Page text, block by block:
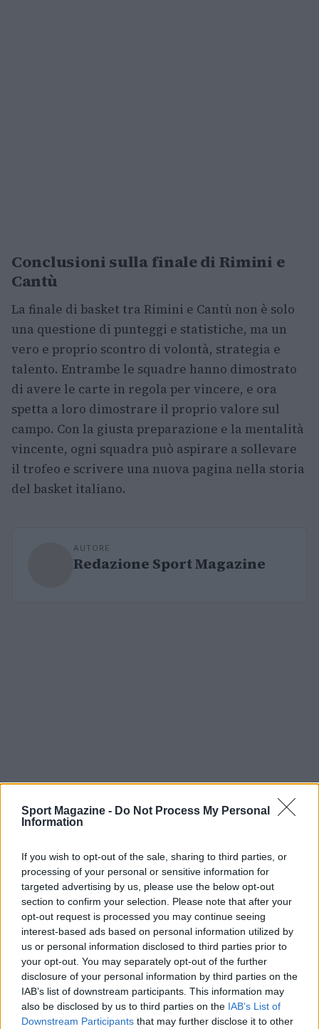
Sport Magazine - Do Not Process My Personal
Information
If you wish to opt-out of the sale, sharing to third parties, or
processing of your personal or sensitive information for
targeted advertising by us, please use the below opt-out
section to confirm your selection. Please note that after your
opt-out request is processed you may continue seeing
interest-based ads based on personal information utilized by
us or personal information disclosed to third parties prior to
your opt-out. You may separately opt-out of the further
disclosure of your personal information by third parties on the
IAB’s list of downstream participants. This information may
also be disclosed by us to third parties on the IAB’s List of
Downstream Participants that may further disclose it to other
Conclusioni sulla finale di Rimini e
Cantù
La finale di basket tra Rimini e Cantù non è solo
una questione di punteggi e statistiche, ma un
vero e proprio scontro di volontà, strategia e
talento. Entrambe le squadre hanno dimostrato
di avere le carte in regola per vincere, e ora
spetta a loro dimostrare il proprio valore sul
campo. Con la giusta preparazione e la mentalità
vincente, ogni squadra può aspirare a sollevare
il trofeo e scrivere una nuova pagina nella storia
del basket italiano.
AUTORE
Redazione Sport Magazine
Continua a leggere
BASKET